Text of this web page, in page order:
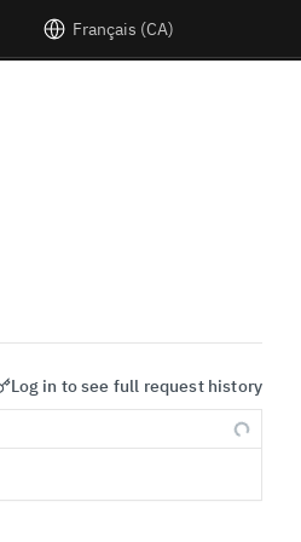
Français (CA)
Log in to see full request history